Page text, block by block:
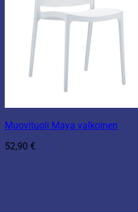
Muovituoli Maya valkoinen
52,90 €